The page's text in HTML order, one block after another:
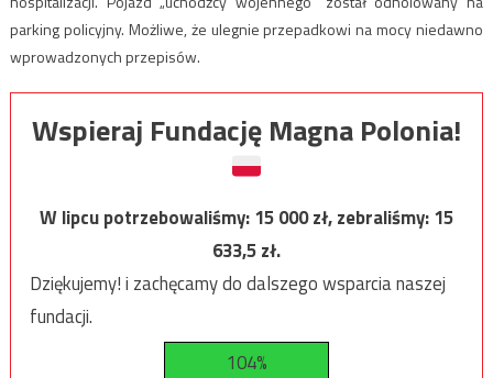
parking policyjny. Możliwe, że ulegnie przepadkowi na mocy niedawno
wprowadzonych przepisów.
Wspieraj Fundację Magna Polonia!
W lipcu potrzebowaliśmy:15 000zł, zebraliśmy:15
633,5zł.
Dziękujemy! i zachęcamy do dalszego wsparcia naszej
fundacji.
104%